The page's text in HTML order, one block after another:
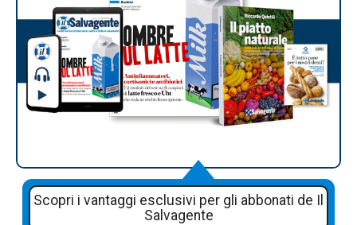
Scopri i vantaggi esclusivi per gli abbonati de Il
Salvagente